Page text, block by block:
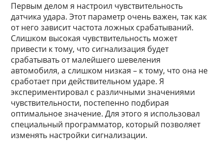
Первым делом я настроил чувствительность
датчика удара. Этот параметр очень важен, так как
от него зависит частота ложных срабатываний.
Слишком высокая чувствительность может
привести к тому, что сигнализация будет
срабатывать от малейшего шевеления
автомобиля, а слишком низкая – к тому, что она не
сработает при действительном ударе. Я
экспериментировал с различными значениями
чувствительности, постепенно подбирая
оптимальное значение. Для этого я использовал
специальный программатор, который позволяет
изменять настройки сигнализации.